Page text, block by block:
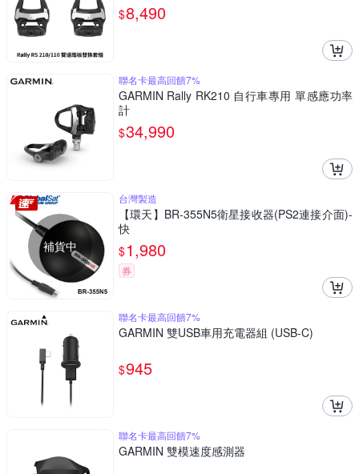
$8,490
聯名卡最高回饋7%
GARMIN Rally RK210 自行車專用 單感應功率
計
$34,990
補貨中
台灣製造
【環天】BR-355N5衛星接收器(PS2連接介面)-
快
$1,980
券
聯名卡最高回饋7%
GARMIN 雙USB車用充電器組 (USB-C)
$945
聯名卡最高回饋7%
GARMIN 雙模速度感測器